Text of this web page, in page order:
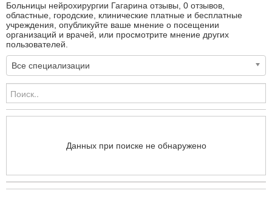
Больницы нейрохирургии Гагарина отзывы, 0 отзывов,
областные, городские, клинические платные и бесплатные
учреждения, опубликуйте ваше мнение о посещении
организаций и врачей, или просмотрите мнение других
пользователей.
Все специализации
Данных при поиске не обнаружено